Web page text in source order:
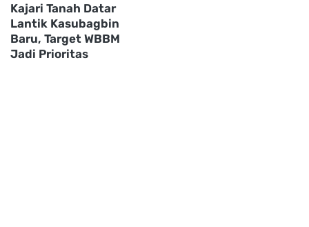
Kajari Tanah Datar
Lantik Kasubagbin
Baru, Target WBBM
Jadi Prioritas